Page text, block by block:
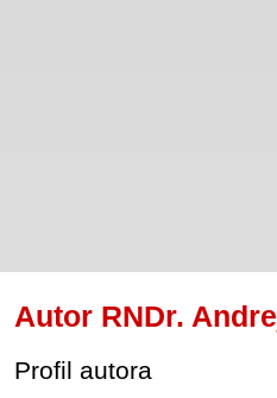
Autor RNDr.
Profil autora